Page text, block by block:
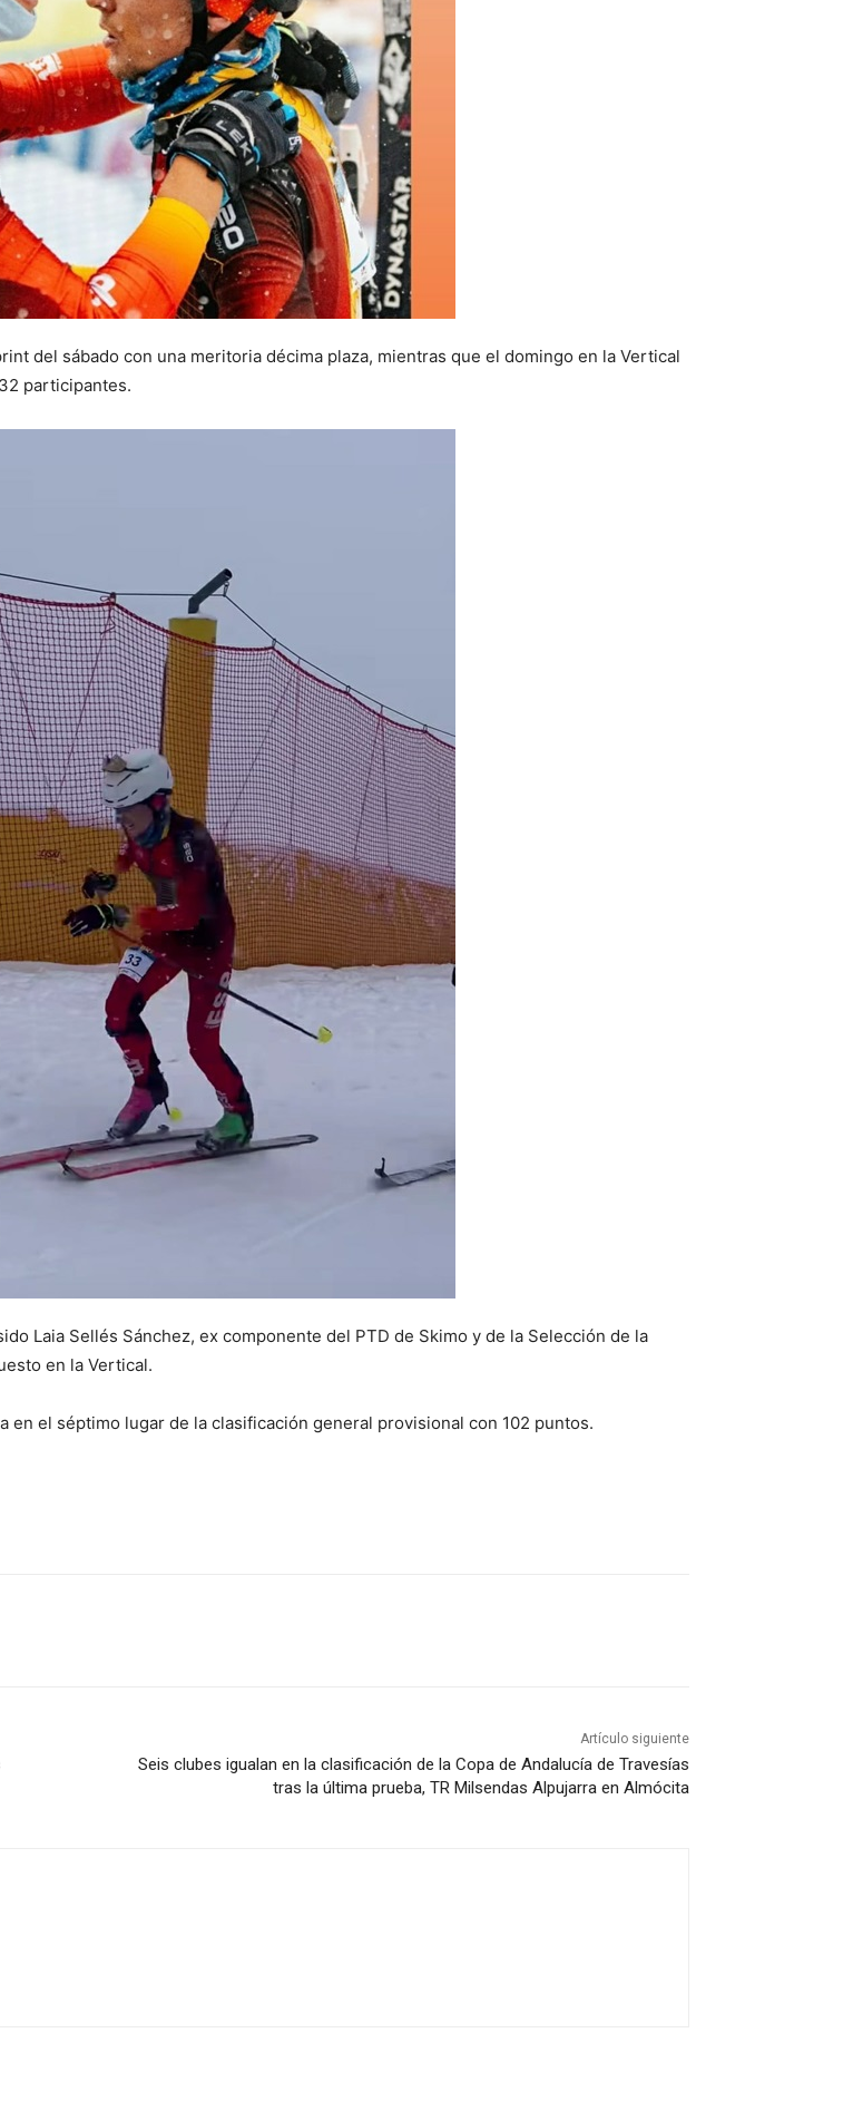
del sábado con una meritoria décima plaza, mientras que el domingo en la Vertical
participantes.
Laia Sellés Sánchez, ex componente del PTD de Skimo y de la Selección de la
en la Vertical.
en el séptimo lugar de la clasificación general provisional con 102 puntos.
Artículo siguiente
Seis clubes igualan en la clasificación de la Copa de Andalucía de Travesías
tras la última prueba, TR Milsendas Alpujarra en Almócita